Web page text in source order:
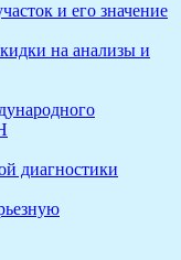
и его значение
на анализы и
диагностики